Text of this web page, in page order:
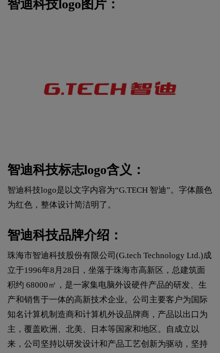
智迪科技logo图片：
智迪科技标志logo含义：
智迪科技logo是以文字内容为“G.TECH 智迪”。字体颜色
为红色，整体设计简洁明了。
智迪科技品牌介绍：
珠海市智迪科技股份有限公司(G.tech Technology Ltd.)成
立于1996年8月28日，坐落于珠海市高新区，总建筑面
积约 68000㎡，是一家集电脑外设硬件产品的研发、生
产和销售于一体的高新技术企业。公司主要客户为国际
知名计算机制造商和计算机外设品牌商，产品以出口为
主，覆盖欧洲、北美、日本等国家和地区。自成立以
来，公司坚持以研发设计和产品工艺创新为驱动，坚持